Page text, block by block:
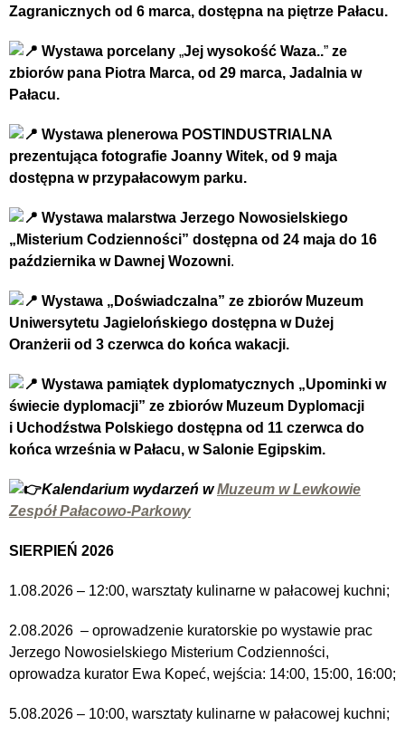
Zagranicznych od 6 marca, dostępna na piętrze Pałacu.
Wystawa porcelany „Jej wysokość Waza..” ze
zbiorów pana Piotra Marca, od 29 marca, Jadalnia w
Pałacu.
Wystawa plenerowa POSTINDUSTRIALNA
prezentująca fotografie Joanny Witek, od 9 maja
dostępna w przypałacowym parku.
Wystawa malarstwa Jerzego Nowosielskiego
„Misterium Codzienności” dostępna od 24 maja do 16
października w Dawnej Wozowni.
Wystawa „Doświadczalna” ze zbiorów Muzeum
Uniwersytetu Jagielońskiego dostępna w Dużej
Oranżerii od 3 czerwca do końca wakacji.
Wystawa pamiątek dyplomatycznych „Upominki w
świecie dyplomacji” ze zbiorów Muzeum Dyplomacji
i Uchodźstwa Polskiego dostępna od 11 czerwca do
końca września w Pałacu, w Salonie Egipskim.
Kalendarium wydarzeń wMuzeum w Lewkowie
Zespół Pałacowo-Parkowy
SIERPIEŃ 2026
1.08.2026 – 12:00, warsztaty kulinarne w pałacowej kuchni;
2.08.2026 – oprowadzenie kuratorskie po wystawie prac
Jerzego Nowosielskiego Misterium Codzienności,
oprowadza kurator Ewa Kopeć, wejścia: 14:00, 15:00, 16:00;
5.08.2026 – 10:00, warsztaty kulinarne w pałacowej kuchni;